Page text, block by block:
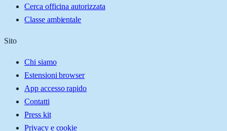
Cerca officina autorizzata
Classe ambientale
Sito
Chi siamo
Estensioni browser
App accesso rapido
Contatti
Press kit
Privacy e cookie